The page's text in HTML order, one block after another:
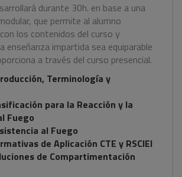
durante 30h. en base a una
que permite al alumno
los contenidos del curso y
enseñanza impartida sea equiparable
a través del curso presencial.
Terminología y
para la Reacción y la
Fuego
al Fuego
de Aplicación CTE y RSCIEI
de Compartimentación